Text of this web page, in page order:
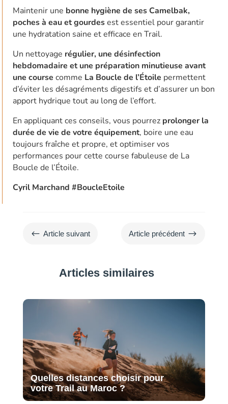
Maintenir une bonne hygiène de ses Camelbak,
poches à eau et gourdesest essentiel pour garantir
une hydratation saine et efficace en Trail.
Un nettoyage régulier, une désinfection
hebdomadaire et une préparation minutieuse avant
une course comme La Boucle de l’Étoile permettent
d’éviter les désagréments digestifs et d’assurer un bon
apport hydrique tout au long de l’effort.
En appliquant ces conseils, vous pourrez prolonger la
durée de vie de votre équipement, boire une eau
toujours fraîche et propre, et optimiser vos
performances pour cette course fabuleuse de La
Boucle de l’Étoile.
Cyril Marchand #BoucleEtoile
# Article suivant Article précédent $
Articles similaires
Quelles distances choisir pour
votre Trail au Maroc ?